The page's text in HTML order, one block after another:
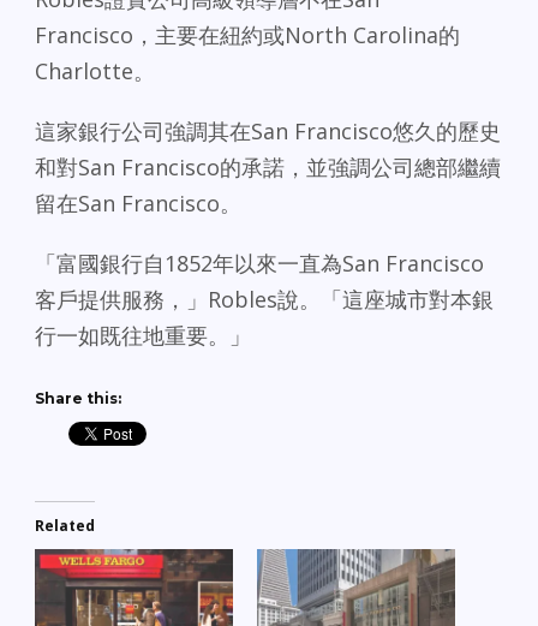
Francisco，主要在紐約或North Carolina的
Charlotte。
這家銀行公司強調其在San Francisco悠久的歷史
和對San Francisco的承諾，並強調公司總部繼續
留在San Francisco。
「富國銀行自1852年以來一直為San Francisco
客戶提供服務，」Robles說。「這座城市對本銀
行一如既往地重要。」
Share this:
Related